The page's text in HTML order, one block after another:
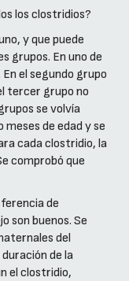
los clostridios?
y que puede
grupos. En uno de
el segundo grupo
tercer grupo no
se volvía
de edad y se
cada clostridio, la
comprobó que
de
son buenos. Se
del
de la
el clostridio,